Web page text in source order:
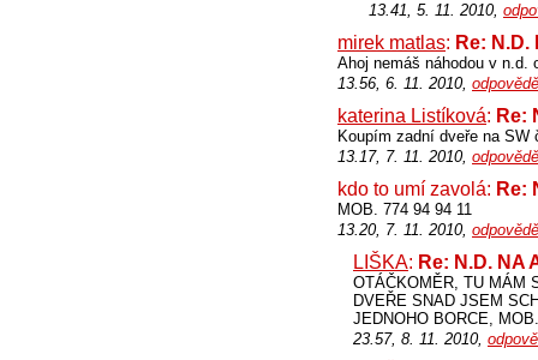
13.41, 5. 11. 2010,
mirek matlas: Re: N.D.
Ahoj nemáš náhodou v n.d.
13.56, 6. 11. 2010,
katerina Listíková: Re:
Koupím zadní dveře na SW
13.17, 7. 11. 2010,
kdo to umí zavolá: Re:
MOB. 774 94 94 11
13.20, 7. 11. 2010,
LIŠKA: Re: N.D. NA
OTÁČKOMĚR, TU MÁM
DVEŘE SNAD JSEM
JEDNOHO BORCE,
23.57, 8. 11. 2010,